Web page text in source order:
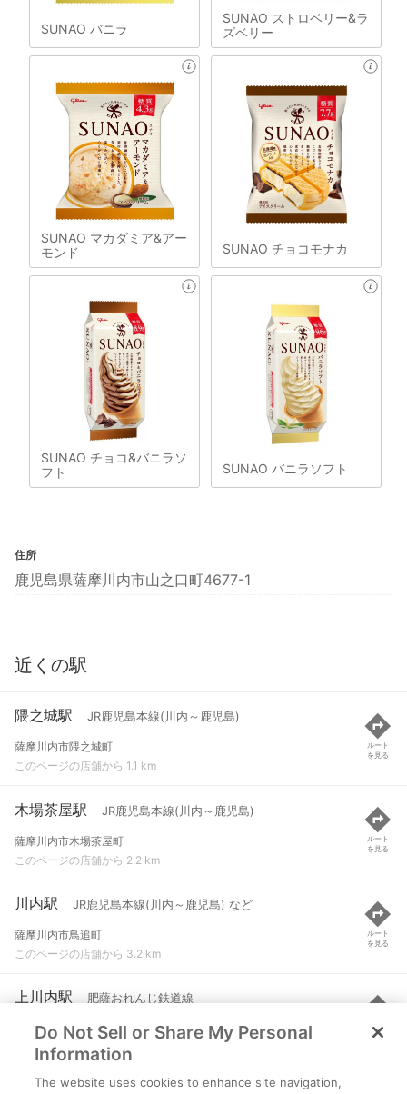
SUNAO バニラ
SUNAO ストロベリー&ラ
ズベリー
SUNAO マカダミア&アー
モンド
SUNAO チョコモナカ
SUNAO チョコ&バニラソ
フト
SUNAO バニラソフト
住所
鹿児島県薩摩川内市山之口町4677-1
近くの駅
隈之城駅 JR鹿児島本線(川内～鹿児島)
薩摩川内市隈之城町
このページの店舗から 1.1 km
ルート
を見る
木場茶屋駅 JR鹿児島本線(川内～鹿児島)
薩摩川内市木場茶屋町
このページの店舗から 2.2 km
ルート
を見る
川内駅 JR鹿児島本線(川内～鹿児島) など
薩摩川内市鳥追町
このページの店舗から 3.2 km
ルート
を見る
上川内駅 肥薩おれんじ鉄道線
薩摩川内市御陵下町
このページの店舗から 6 km
ルート
を見る
Do Not Sell or Share My Personal
Information
The website uses cookies to enhance site navigation,